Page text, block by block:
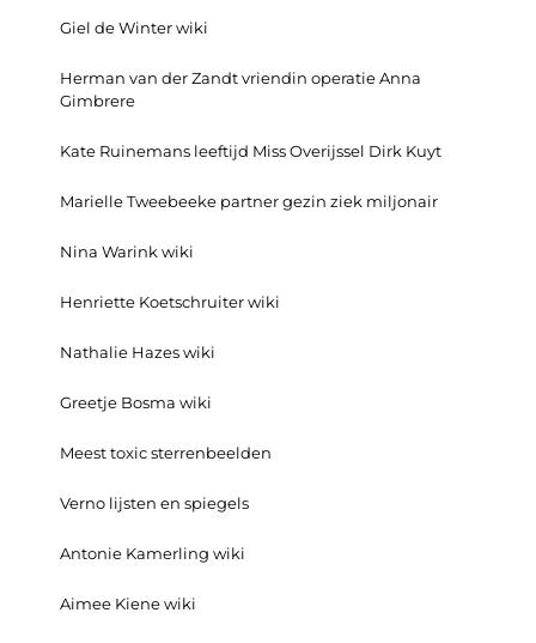
Giel de Winter wiki
Herman van der Zandt vriendin operatie Anna
Gimbrere
Kate Ruinemans leeftijd Miss Overijssel Dirk Kuyt
Marielle Tweebeeke partner gezin ziek miljonair
Nina Warink wiki
Henriette Koetschruiter wiki
Nathalie Hazes wiki
Greetje Bosma wiki
Meest toxic sterrenbeelden
Verno lijsten en spiegels
Antonie Kamerling wiki
Aimee Kiene wiki